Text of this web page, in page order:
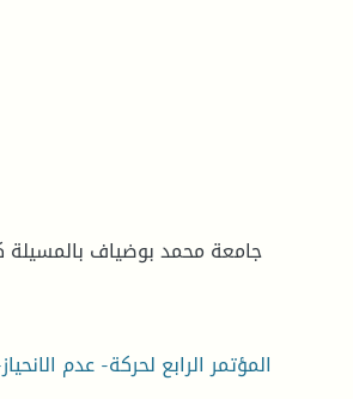
جامعة محمد بوضياف بالمسيلة
المؤتمر الرابع لحركة- عدم الانحياز-